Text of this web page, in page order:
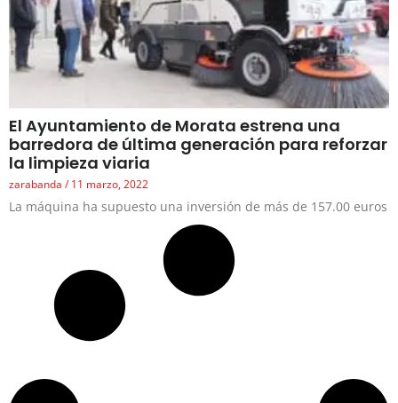
El Ayuntamiento de Morata estrena una
barredora de última generación para reforzar
la limpieza viaria
zarabanda 11 marzo, 2022
La máquina ha supuesto una inversión de más de 157.00 euros